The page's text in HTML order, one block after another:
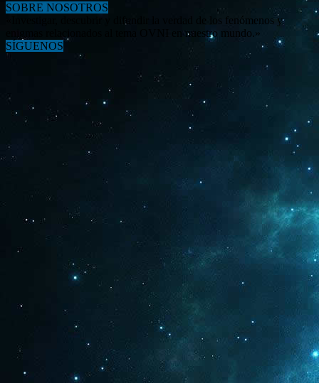
SOBRE NOSOTROS
«Investigar, descubrir y difundir la verdad de los fenómenos y
enigmas relacionados al tema OVNI en nuestro mundo.»
SÍGUENOS